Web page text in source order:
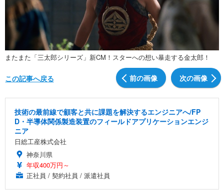
またまた「三太郎シリーズ」新CM！スターへの想い暴走する金太郎！
前の画像 次の画像
この記事へ戻る
技術の最前線で顧客と共に課題を解決するエンジニアへ/FP
D・半導体関係製造装置のフィールドアプリケーションエンジ
ニア
日総工産株式会社
神奈川県
年収400万円～
正社員 / 契約社員 / 派遣社員